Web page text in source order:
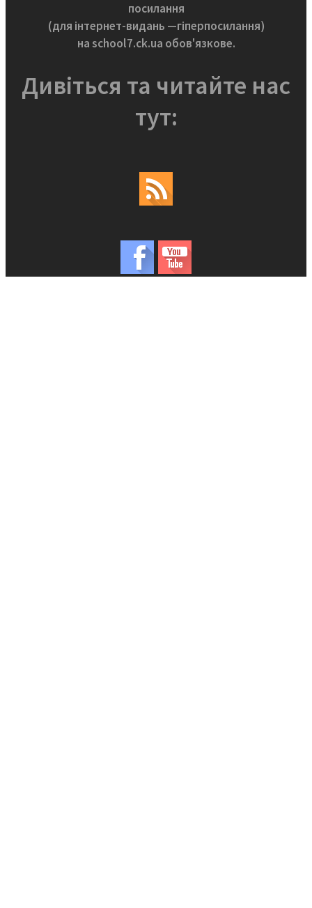
посилання
(для інтернет-видань —гіперпосилання)
на school7.ck.ua обов'язкове.
Дивіться та читайте нас
тут: